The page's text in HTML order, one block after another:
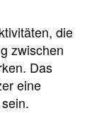
die
zwischen
Das
eine